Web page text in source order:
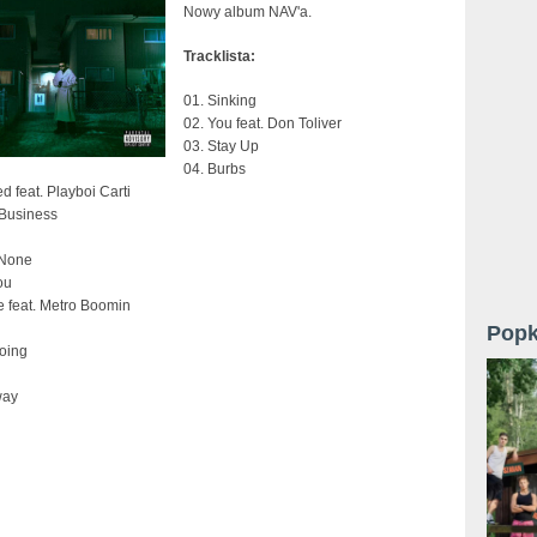
Nowy album NAV'a.
Tracklista:
01. Sinking
02. You feat. Don Toliver
03. Stay Up
04. Burbs
feat. Playboi Carti
feat. Metro Boomin